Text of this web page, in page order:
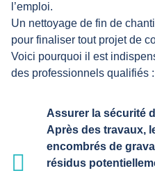
l’emploi.
Un nettoyage de fin de
pour finaliser tout projet de
Voici pourquoi il est
des professionnels qualifiés :
Assurer la sécurité
Après des travaux,
encombrés de
résidus